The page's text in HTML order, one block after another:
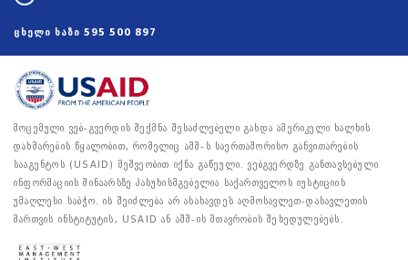
ცხელი ხაზი 595 500 897
მოცემული ვებ-გვერდის შექმნა შესაძლებელი გახდა ამერიკელი ხალხის
დახმარების წყალობით, რომელიც აშშ-ს საერთაშორისო განვითარების
სააგენტოს (USAID) მეშვეობით იქნა გაწეული. ვებგვერდზე განთავსებული
ინფორმაციის შინაარსზე პასუხისმგებელია საქართველოს იუსტიციის
უმაღლესი საბჭო. ის შეიძლება არ ასახავდეს აღმოსავლეთ-დასავლეთის
მართვის ინსტიტუტის, USAID ან აშშ-ის მთავრობის შეხედულებებს.